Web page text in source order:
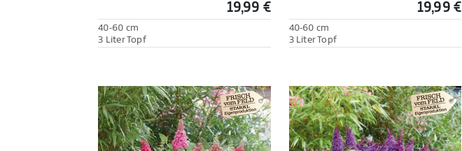
19,99 €
40-60 cm
3 Liter Topf
19,99 €
40-60 cm
3 Liter Topf